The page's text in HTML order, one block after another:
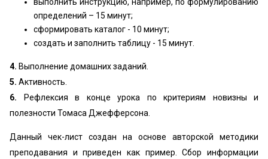
определений – 15 минут;
сформировать каталог - 10 минут;
создать и заполнить таблицу - 15 минут.
4. Выполнение домашних заданий.
5. Активность.
6. Рефлексия в конце урока по критериям новизны и
полезности Томаса Джефферсона.
Данный чек-лист создан на основе авторской методики
преподавания и приведен как пример. Сбор информации